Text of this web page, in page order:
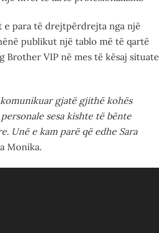
e para të drejtpërdrejta nga një
publikut një tablo më të qartë
Brother VIP në mes të kësaj situate
gjatë gjithë kohës
sesa kishte të bënte
Unë e kam parë që edhe Sara
Monika.